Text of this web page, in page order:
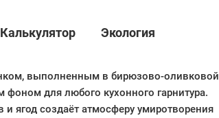
Калькулятор Экология
выполненным в бирюзово-оливковой
фоном для любого кухонного гарнитура.
и ягод создаёт атмосферу умиротворения